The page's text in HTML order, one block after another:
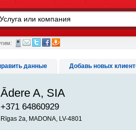
данные Добавь новых
Ādere A, SIA
+371 64860929
Rīgas 2a, MADONA, LV-4801